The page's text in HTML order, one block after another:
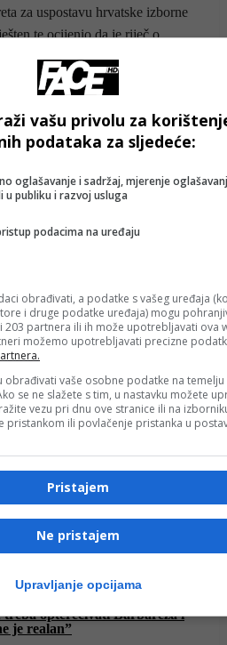
za uspostavu hrvatske izborne
te ocijenio da je riječ o
- OGLAS -
pa ćemo vidjeti koji je smisao
u BiH, nisu dovoljni samo
da i drugi na to pristanu. U tome je
političkog profiliranja, ali
prema tome da se u javnost
partneri“, izjavio je
OGLAS -
će navijati na SP-u: “Podržat ću
napadom na energetsku
HITNO obratio
treba opterećivati Barbareza i
je realan”
vašu privolu za
podataka za sljedeće:
oglašavanje i sadržaj, mjerenje
u publiku i razvoj usluga
podacima na uređaju
obrađivati, a podatke s vašeg uređaja
i druge podatke uređaja) mogu
partnera ili ih može upotrebljavati ova
možemo upotrebljavati precizne
obrađivati vaše osobne podatke na temelju
se ne slažete s tim, u nastavku možete
vezu pri dnu ove stranice ili na
pristankom ili povlačenje pristanka u
Pristajem
Ne pristajem
Upravljanje opcijama